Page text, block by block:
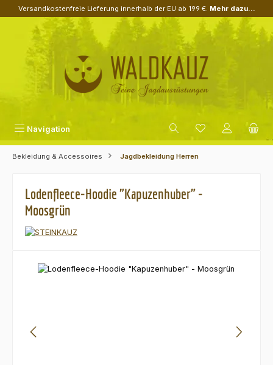
Zum Hauptinhalt springen
Versandkostenfreie Lieferung innerhalb der EU ab 199 €. Mehr dazu...
Navigation
Bekleidung & Accessoires Jagdbekleidung Herren
Lodenfleece-Hoodie "Kapuzenhuber" -
Moosgrün
Bildergalerie überspringen